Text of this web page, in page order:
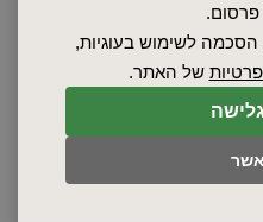
לשימוש בעוגיות,
של האתר.
ממיסים
סודה קאוסטית